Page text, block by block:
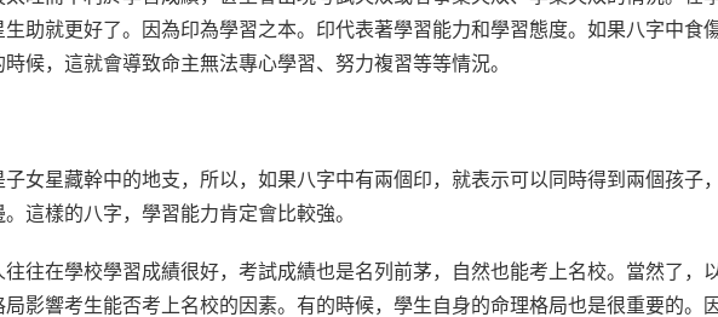
助就更好了。因為印為學習之本。印代表著學習能力和學習態度。如果八字中食
候，這就會導致命主無法專心學習、努力複習等等情況。
女星藏幹中的地支，所以，如果八字中有兩個印，就表示可以同時得到兩個孩子，
這樣的八字，學習能力肯定會比較強。
往在學校學習成績很好，考試成績也是名列前茅，自然也能考上名校。當然了，
局影響考生能否考上名校的因素。有的時候，學生自身的命理格局也是很重要的。因